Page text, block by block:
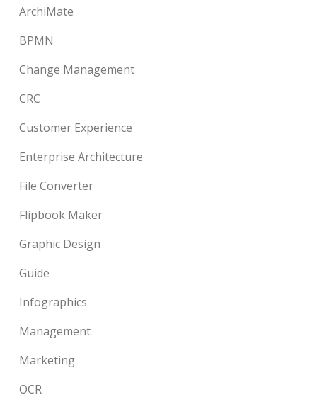
ArchiMate
BPMN
Change Management
CRC
Customer Experience
Enterprise Architecture
File Converter
Flipbook Maker
Graphic Design
Guide
Infographics
Management
Marketing
OCR